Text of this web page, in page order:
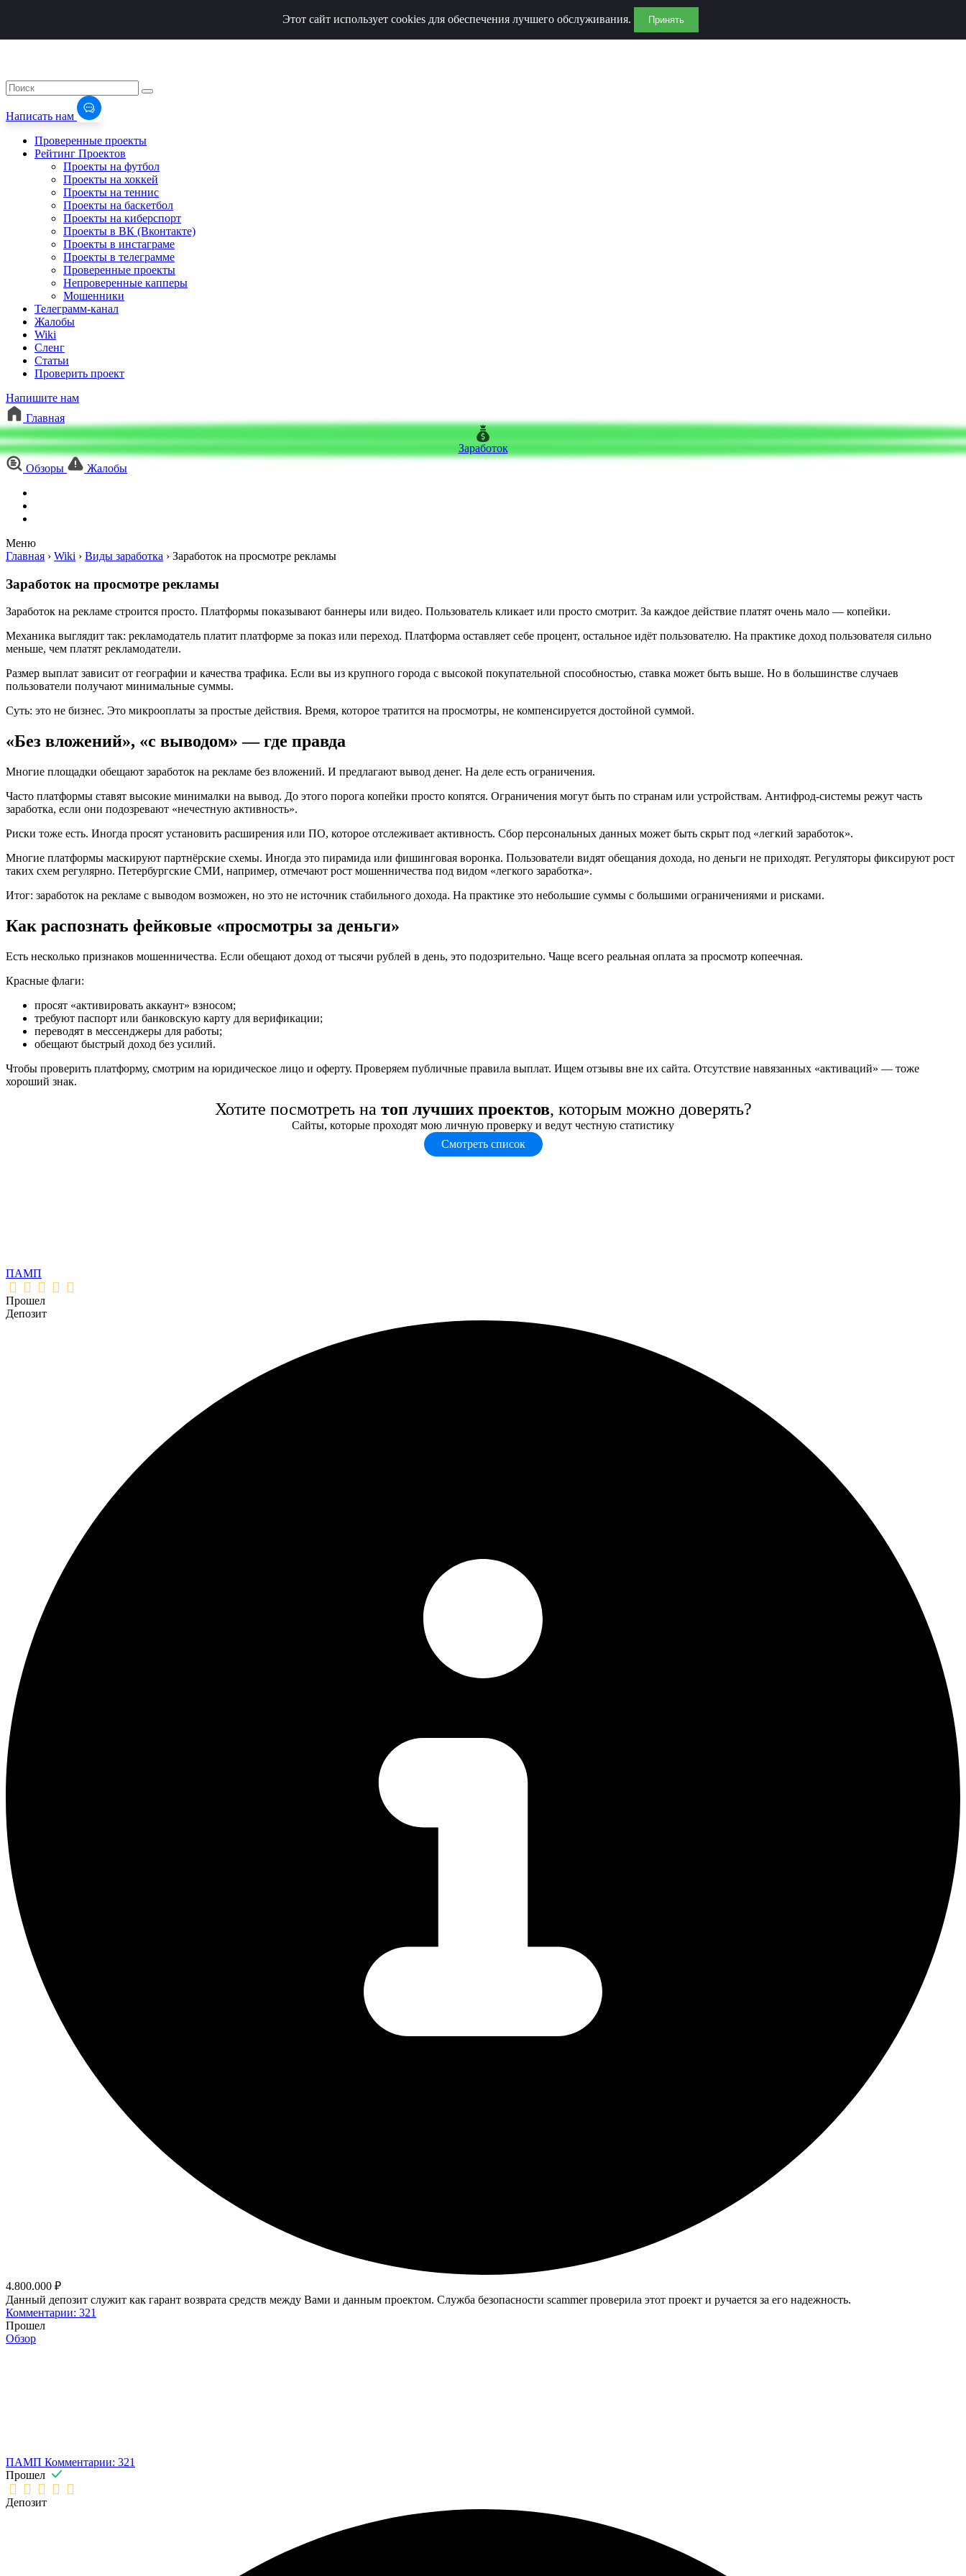
Написать нам
Проверенные проекты
Рейтинг Проектов
Проекты на футбол
Проекты на хоккей
Проекты на теннис
Проекты на баскетбол
Проекты на киберспорт
Проекты в ВК (Вконтакте)
Проекты в инстаграме
Проекты в телеграмме
Проверенные проекты
Непроверенные капперы
Мошенники
Телеграмм-канал
Жалобы
Wiki
Сленг
Статьи
Проверить проект
Напишите нам
Главная
Заработок
Обзоры
Жалобы
Меню
Этот сайт использует cookies для обеспечения лучшего обслуживания. Принять
Главная › Wiki › Виды заработка › Заработок на просмотре рекламы
Заработок на просмотре рекламы
Заработок на рекламе строится просто. Платформы показывают баннеры или видео. Пользователь кликает или просто смотрит. За каждое действие платят очень мало — копейки.
Механика выглядит так: рекламодатель платит платформе за показ или переход. Платформа оставляет себе процент, остальное идёт пользователю. На практике доход пользователя сильно
меньше, чем платят рекламодатели.
Размер выплат зависит от географии и качества трафика. Если вы из крупного города с высокой покупательной способностью, ставка может быть выше. Но в большинстве случаев
пользователи получают минимальные суммы.
Суть: это не бизнес. Это микрооплаты за простые действия. Время, которое тратится на просмотры, не компенсируется достойной суммой.
«Без вложений», «с выводом» — где правда
Многие площадки обещают заработок на рекламе без вложений. И предлагают вывод денег. На деле есть ограничения.
Часто платформы ставят высокие минималки на вывод. До этого порога копейки просто копятся. Ограничения могут быть по странам или устройствам. Антифрод-системы режут часть
заработка, если они подозревают «нечестную активность».
Риски тоже есть. Иногда просят установить расширения или ПО, которое отслеживает активность. Сбор персональных данных может быть скрыт под «легкий заработок».
Многие платформы маскируют партнёрские схемы. Иногда это пирамида или фишинговая воронка. Пользователи видят обещания дохода, но деньги не приходят. Регуляторы фиксируют рост
таких схем регулярно. Петербургские СМИ, например, отмечают рост мошенничества под видом «легкого заработка».
Итог: заработок на рекламе с выводом возможен, но это не источник стабильного дохода. На практике это небольшие суммы с большими ограничениями и рисками.
Как распознать фейковые «просмотры за деньги»
Есть несколько признаков мошенничества. Если обещают доход от тысячи рублей в день, это подозрительно. Чаще всего реальная оплата за просмотр копеечная.
Красные флаги:
просят «активировать аккаунт» взносом;
требуют паспорт или банковскую карту для верификации;
переводят в мессенджеры для работы;
обещают быстрый доход без усилий.
Чтобы проверить платформу, смотрим на юридическое лицо и оферту. Проверяем публичные правила выплат. Ищем отзывы вне их сайта. Отсутствие навязанных «активаций» — тоже
хороший знак.
Хотите посмотреть на топ лучших проектов, которым можно доверять?
Сайты, которые проходят мою личную проверку и ведут честную статистику
Смотреть список
ПАМП
Прошел
Депозит
4.800.000 ₽
Данный депозит служит как гарант возврата средств между Вами и данным проектом. Служба безопасности scammer проверила этот проект и ручается за его надежность.
Комментарии: 321
Прошел
Обзор
ПАМП Комментарии: 321
Прошел
Депозит